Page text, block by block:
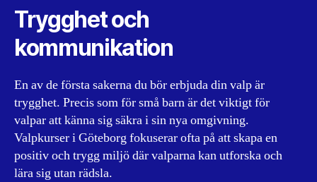
Trygghet och
kommunikation
En av de första sakerna du bör erbjuda din valp är
trygghet. Precis som för små barn är det viktigt för
valpar att känna sig säkra i sin nya omgivning.
Valpkurser i Göteborg fokuserar ofta på att skapa en
positiv och trygg miljö där valparna kan utforska och
lära sig utan rädsla.